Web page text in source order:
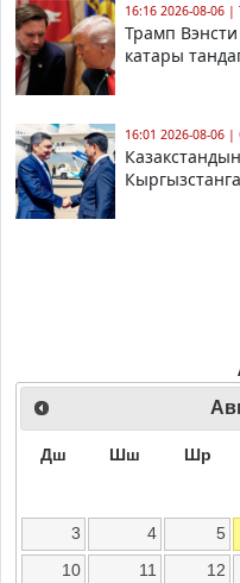
16:16 2026-08-06 |
Трамп
катары
16:01 2026-08-06 |
Дш Шш Шр
3
4 5
10
11 12